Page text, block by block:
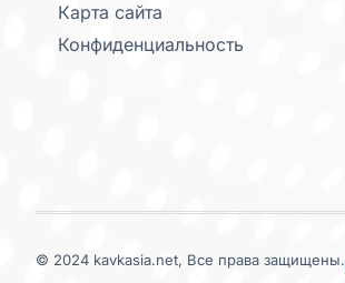
Карта сайта
Конфиденциальность
© 2024 kavkasia.net, Все права защищены.